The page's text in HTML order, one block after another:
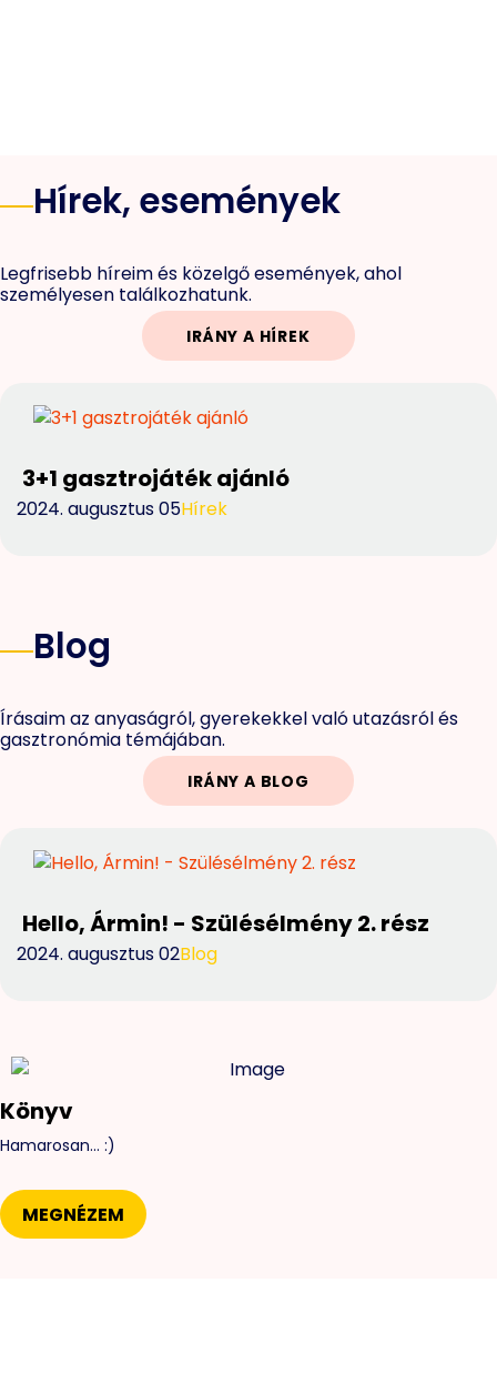
Hírek, események
Legfrisebb híreim és közelgő események, ahol
személyesen találkozhatunk.
IRÁNY A HÍREK
3+1 gasztrojáték ajánló
2024. augusztus 05Hírek
Blog
Írásaim az anyaságról, gyerekekkel való utazásról és
gasztronómia témájában.
IRÁNY A BLOG
Hello, Ármin! - Szülésélmény 2. rész
2024. augusztus 02Blog
Könyv
Hamarosan... :)
MEGNÉZEM